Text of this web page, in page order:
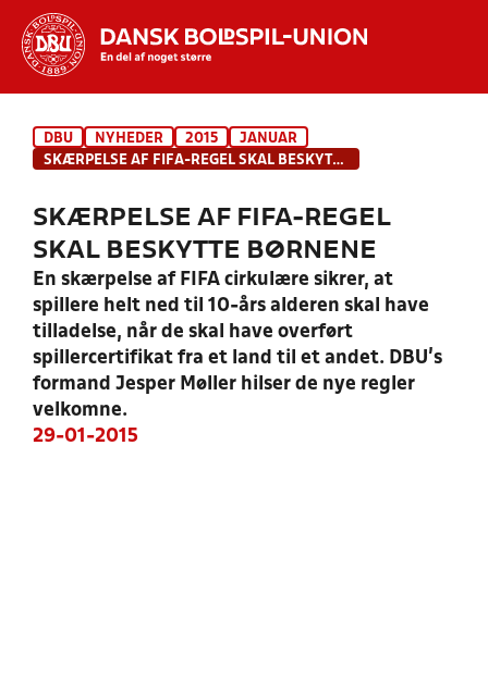
INDHOLD OG NYHEDER
HOLD
DBU NYHEDER 2015
JANUAR
SKÆRPELSE AF FIFA-REGEL SKAL BESKYTTE BØRNENE
SKÆRPELSE AF FIFA-REGEL
SKAL BESKYTTE BØRNENE
En skærpelse af FIFA cirkulære sikrer, at
spillere helt ned til 10-års alderen skal have
tilladelse, når de skal have overført
spillercertifikat fra et land til et andet. DBU’s
formand Jesper Møller hilser de nye regler
velkomne.
29-01-2015